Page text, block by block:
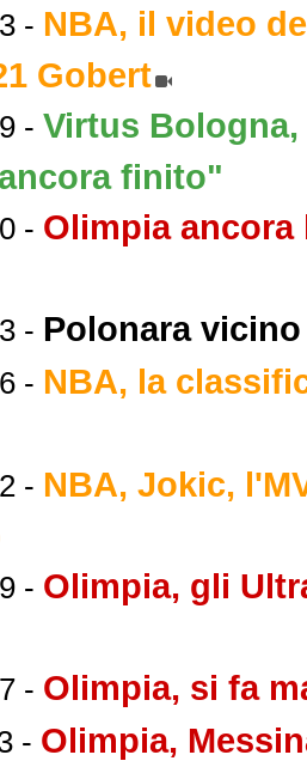
- NBA, il video
Gobert
- Virtus
finito"
- Olimpia
- Polonara
- NBA, la
- NBA, Jokic,
- Olimpia, gli
- Olimpia, si fa
- Olimpia,